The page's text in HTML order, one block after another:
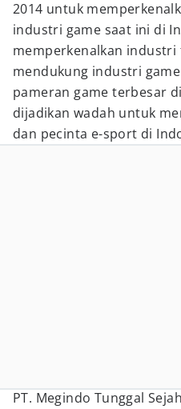
2014 untuk
industri game saat ini di
memperkenalkan industri
mendukung industri
pameran game terbesar
dijadikan wadah untuk
dan pecinta e-sport di
PT. Megindo Tunggal